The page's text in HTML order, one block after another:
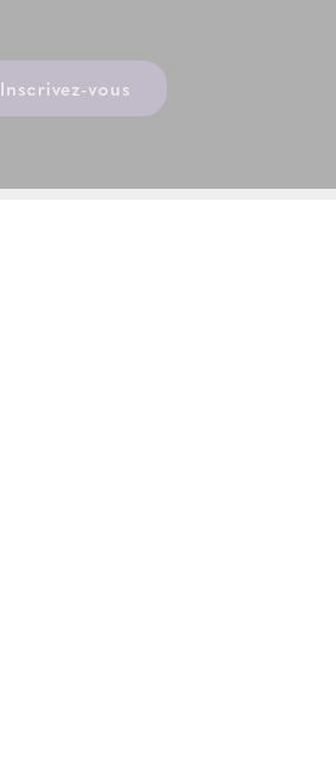
Inscrivez-vous